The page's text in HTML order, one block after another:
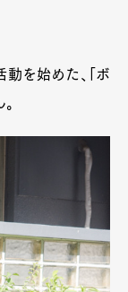
動を始めた、「ボ